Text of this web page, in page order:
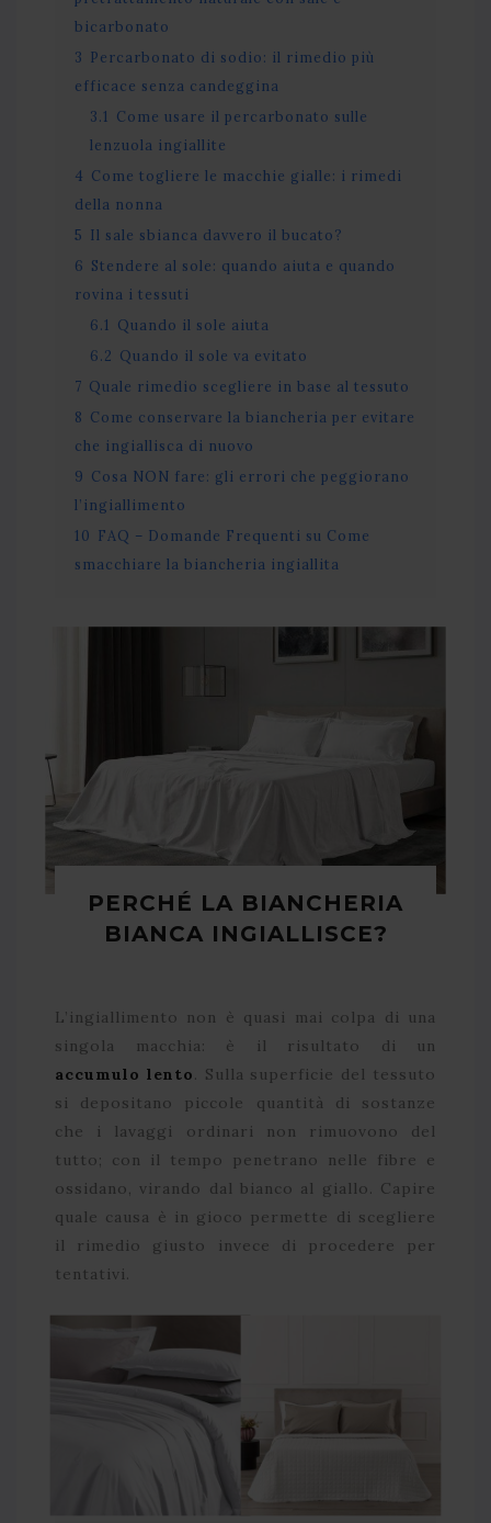
bicarbonato
3 Percarbonato di sodio: il rimedio più
efficace senza candeggina
3.1
Come usare il percarbonato sulle
lenzuola ingiallite
4 Come togliere le macchie gialle: i rimedi
della nonna
5 Il sale sbianca davvero il bucato?
6 Stendere al sole: quando aiuta e quando
rovina i tessuti
6.1
Quando il sole aiuta
6.2 Quando il sole va evitato
7 Quale rimedio scegliere in base al tessuto
8 Come conservare la biancheria per evitare
che ingiallisca di nuovo
9 Cosa NON fare: gli errori che peggiorano
l’ingiallimento
10 FAQ – Domande Frequenti su Come
smacchiare la biancheria ingiallita
PERCHÉ LA BIANCHERIA
BIANCA INGIALLISCE?
L’ingiallimento non è quasi mai colpa di una
singola macchia: è il risultato di un
accumulo lento. Sulla superficie del tessuto
si depositano piccole quantità di sostanze
che i lavaggi ordinari non rimuovono del
tutto; con il tempo penetrano nelle fibre e
ossidano, virando dal bianco al giallo. Capire
quale causa è in gioco permette di scegliere
il rimedio giusto invece di procedere per
tentativi.